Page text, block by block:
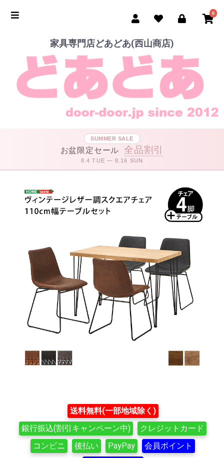
0
家具専門店どあどあ(西山商店)
SUMMER SALE
お盆限定セール 全品割引
8.4 TUE — 8.16 SUN
送料無料(一部地域除く)
銀行振込(割引キャンペーン中)
クレジットカード
コンビニ
後払い PayPay
会員ポイント